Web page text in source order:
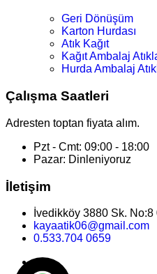
Geri Dönüşüm
Karton Hurdası
Atık Kağıt
Kağıt Ambalaj
Hurda Ambalaj
Çalışma Saatleri
Adresten toptan fiyata alım.
Pzt - Cmt: 09:00 - 18:00
Pazar: Dinleniyoruz
İletişim
İvedikköy 3880 Sk.
kayaatik06@gmail.com
0.533.704 0659